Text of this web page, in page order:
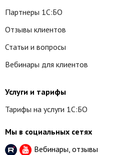
Партнеры 1С:БО
Отзывы клиентов
Статьи и вопросы
Вебинары для клиентов
Услуги и тарифы
Тарифы на услуги 1С:БО
Мы в социальных сетях
Вебинары, отзывы